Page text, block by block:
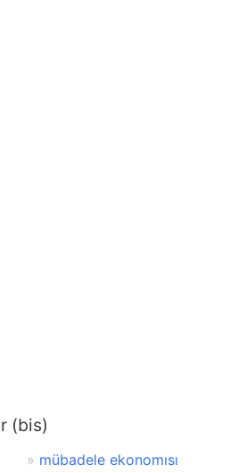
(bis)
mübadele ekonomısı